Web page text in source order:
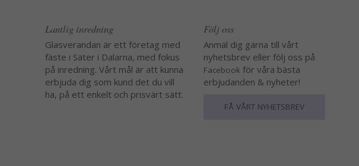
Lantlig inredning
Glasverandan är ett företag med
fäste i Säter i Dalarna, med fokus
på inredning. Vårt mål är att kunna
erbjuda dig som kund det du vill
ha, på ett enkelt och prisvärt sätt.
Följ oss
Anmäl dig gärna till vårt
nyhetsbrev eller följ oss på
Facebook för våra bästa
erbjudanden & nyheter!
FÅ VÅRT NYHETSBREV